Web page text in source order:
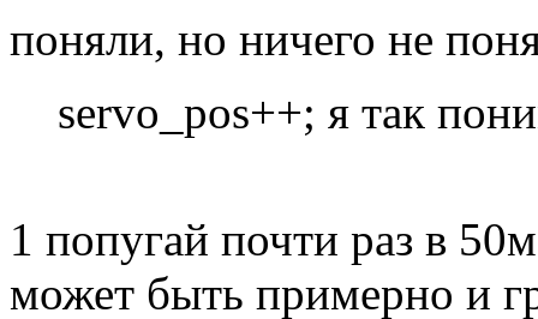
поняли, но ничего не
servo_pos++; я так
1 попугай почти раз в
может быть примерно и